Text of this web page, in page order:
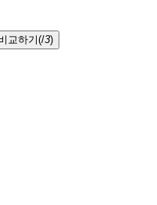
교하기(/3)